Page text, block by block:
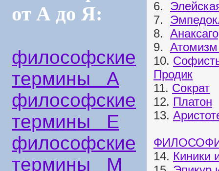
от А до Я:
философские
термины А
философские
термины Е
философские
термины М
6.
7.
8.
9.
10.
Продик
11. Сократ
12. Платон
13.
14. Киники